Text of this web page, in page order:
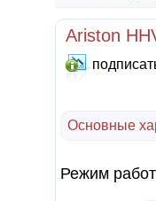
Ariston
Основные
Режим